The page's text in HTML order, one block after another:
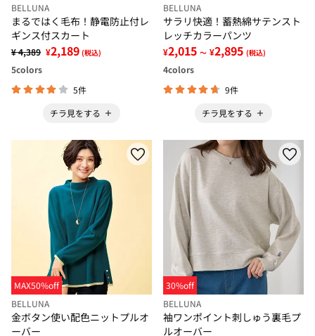
BELLUNA
まるではく毛布！静電防止付レ
ギンス付スカート
¥ 4,389 ¥2,189 (税込)
5colors
5件
チラ見をする
BELLUNA
サラリ快適！蓄熱綿サテンスト
レッチカラーパンツ
¥2,015 ～ ¥2,895 (税込)
4colors
9件
チラ見をする
MAX50%off
BELLUNA
金ボタン使い配色ニットプルオ
ーバー
30%off
BELLUNA
袖ワンポイント刺しゅう裏毛プ
ルオーバー